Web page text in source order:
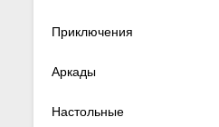
Приключения
Аркады
Настольные